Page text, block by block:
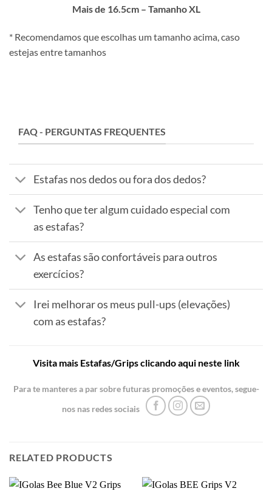
Mais de 16.5cm – Tamanho XL
* Recomendamos que escolhas um tamanho acima, caso
estejas entre tamanhos
FAQ - PERGUNTAS FREQUENTES
Estafas nos dedos ou fora dos dedos?
Tenho que ter algum cuidado especial com
as estafas?
As estafas são confortáveis para outros
exercícios?
Irei melhorar os meus pull-ups (elevações)
com as estafas?
Visita mais Estafas/Grips clicando aqui neste link
Para te manteres a par sobre futuras promoções e eventos, segue-
nos nas redes sociais
RELATED PRODUCTS